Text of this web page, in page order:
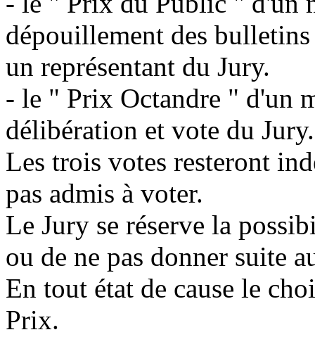
dépouillement des
un représentant du Jury.
- le " Prix Octandre " d'un
délibération et vote du Jury.
Les trois votes resteront
pas admis à voter.
Le Jury se réserve la
ou de ne pas donner suite
En tout état de cause le
Prix.